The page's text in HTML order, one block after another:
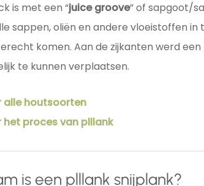
is met een “juice groove” of sapgoot/
sappen, oliën en andere vloeistoffen
komen. Aan de zijkanten werd
te kunnen verplaatsen.
alle houtsoorten
het proces van plllank
is een plllank snijplank?